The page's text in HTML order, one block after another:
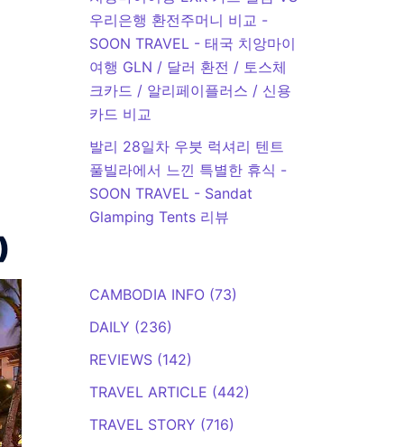
우리은행 환전주머니 비교 -
SOON TRAVEL- 태국 치앙마이
여행 GLN / 달러 환전 / 토스체
크카드 / 알리페이플러스 / 신용
카드 비교
발리 28일차 우붓 럭셔리 텐트
풀빌라에서 느낀 특별한 휴식 -
SOON TRAVEL- Sandat
Glamping Tents 리뷰
CAMBODIA INFO(73)
DAILY (236)
REVIEWS(142)
TRAVEL ARTICLE (442)
TRAVEL STORY (716)